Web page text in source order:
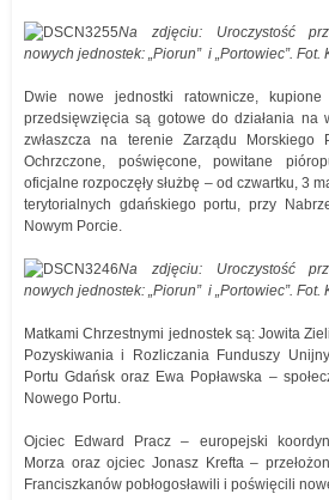
Na zdjęciu: Uroczystość
nowych jednostek: „Piorun” i „Portowiec”. Fot.
Dwie nowe jednostki ratownicze,
przedsięwzięcia są gotowe do działania na
zwłaszcza na terenie Zarządu Morskiego
Ochrzczone, poświęcone, powitane
oficjalne rozpoczęły służbę – od czwartku, 3
terytorialnych gdańskiego portu, przy
Nowym Porcie.
Na zdjęciu: Uroczystość
nowych jednostek: „Piorun” i „Portowiec”. Fot.
Matkami Chrzestnymi jednostek są: Jowita
Pozyskiwania i Rozliczania Funduszy
Portu Gdańsk oraz Ewa Popławska –
Nowego Portu.
Ojciec Edward Pracz – europejski
Morza oraz ojciec Jonasz Krefta –
Franciszkanów pobłogosławili i poświęcili